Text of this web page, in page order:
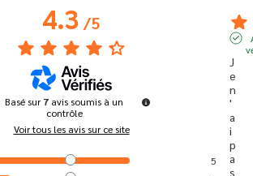
4.3/5
Basé sur7 avis soumis à un
contrôle
Voir tous les avis sur ce site
5
J
e
n
'
a
i
p
a
s